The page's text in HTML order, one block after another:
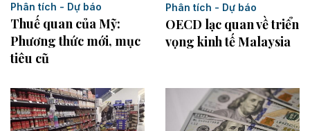
Phân tích - Dự báo
Thuế quan của Mỹ:
Phương thức mới, mục
tiêu cũ
Phân tích - Dự báo
OECD lạc quan về triển
vọng kinh tế Malaysia